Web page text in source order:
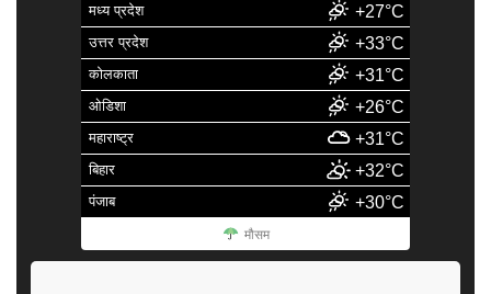
मध्य प्रदेश +27°C
उत्तर प्रदेश +33°C
कोलकाता +31°C
ओडिशा +26°C
महाराष्ट्र +31°C
बिहार +32°C
पंजाब +30°C
मौसम